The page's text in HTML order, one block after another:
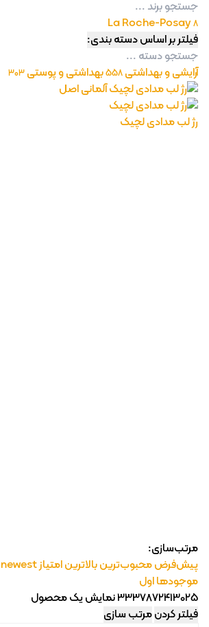
La Roche-Posay8
فیلتر بر اساس دسته بندی:
آرایشی و بهداشتی 558بهداشتی و پوستی 303
رژ لب مدادی لچیک
مرتب‌سازی:
پیش‌فرضمحبوب‌ترینبالاترین امتیازnewest
موجودها اول
3337872413025نمایش یک محصول
فیلتر کردنمرتب سازی